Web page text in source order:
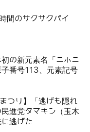
間のサクサクパイ
初の新元素名「ニホニ
番号113、元素記号
つり】「逃げも隠れ
進党タマキン（玉木
逃げた